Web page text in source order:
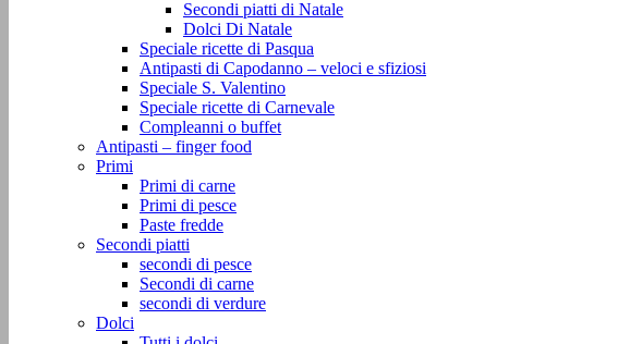
Secondi piatti di Natale
Dolci Di Natale
Speciale ricette di Pasqua
Antipasti di Capodanno – veloci e sfiziosi
Speciale S. Valentino
Speciale ricette di Carnevale
Compleanni o buffet
Antipasti – finger food
Primi
Primi di carne
Primi di pesce
Paste fredde
Secondi piatti
secondi di pesce
Secondi di carne
secondi di verdure
Dolci